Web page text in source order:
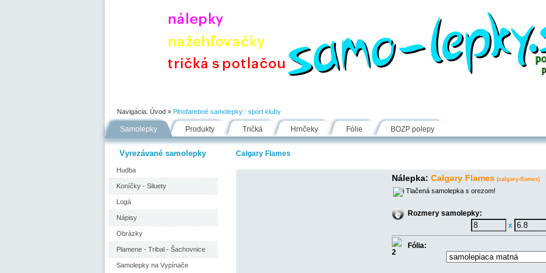
Navigácia: Úvod » Plnofarebné samolepky:: sport kluby
Samolepky Produkty Tričká Hrnčeky Fólie BOZP polepy
Vyrezávané samolepky
Hudba
Koníčky - Siluety
Logá
Nápisy
Obrázky
Plamene - Tribal - Šachovnice
Samolepky na Vypínače
Calgary Flames
Nálepka: Calgary Flames (calgary-flames)
Tlačená samolepka s orezom!
Rozmery samolepky:
x
Fólia: